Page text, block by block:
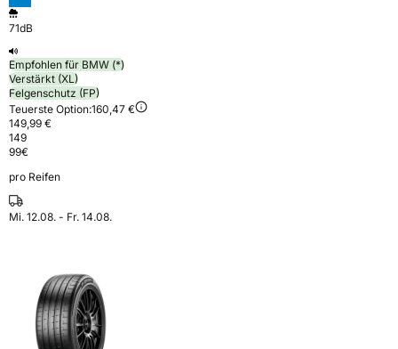
71dB
Empfohlen für BMW (*)
Verstärkt (XL)
Felgenschutz (FP)
Teuerste Option:160,47 €
149,99 €
149
99€
pro Reifen
Mi. 12.08. - Fr. 14.08.